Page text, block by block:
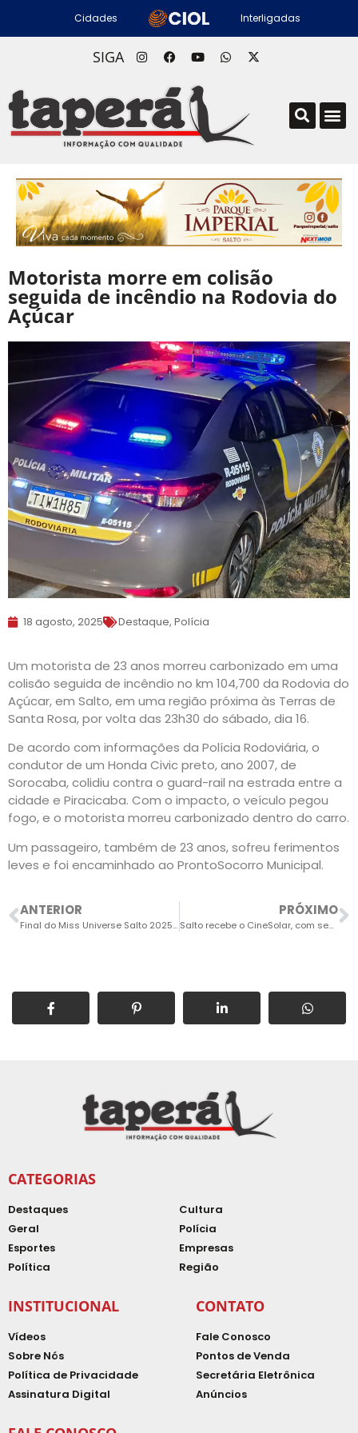
Cidades Interligadas
SIGA
Motorista morre em colisão
seguida de incêndio na Rodovia do
Açúcar
18 agosto, 2025 Destaque, Polícia
Um motorista de 23 anos morreu carbonizado em uma
colisão seguida de incêndio no km 104,700 da Rodovia do
Açúcar, em Salto, em uma região próxima às Terras de
Santa Rosa, por volta das 23h30 do sábado, dia 16.
De acordo com informações da Polícia Rodoviária, o
condutor de um Honda Civic preto, ano 2007, de
Sorocaba, colidiu contra o guard-rail na estrada entre a
cidade e Piracicaba. Com o impacto, o veículo pegou
fogo, e o motorista morreu carbonizado dentro do carro.
Um passageiro, também de 23 anos, sofreu ferimentos
leves e foi encaminhado ao ProntoSocorro Municipal.
ANTERIOR
Final do Miss Universe Salto 2025 será dia 20
PRÓXIMO
Salto recebe o CineSolar, com sessões de cinema gratuitas ao ar livre
CATEGORIAS
Destaques
Geral
Esportes
Política
Cultura
Polícia
Empresas
Região
INSTITUCIONAL
Vídeos
Sobre Nós
Política de Privacidade
Assinatura Digital
CONTATO
Fale Conosco
Pontos de Venda
Secretária Eletrônica
Anúncios